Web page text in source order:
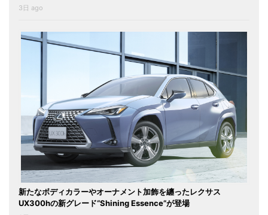
3日 ago
新たなボディカラーやオーナメント加飾を纏ったレクサス
UX300hの新グレード“Shining Essence”が登場